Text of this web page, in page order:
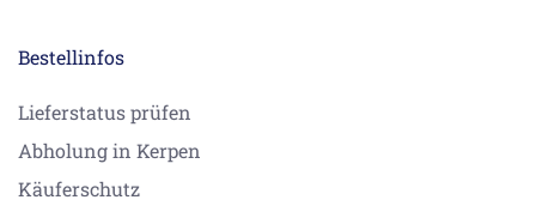
Bestellinfos
Lieferstatus prüfen
Abholung in Kerpen
Käuferschutz